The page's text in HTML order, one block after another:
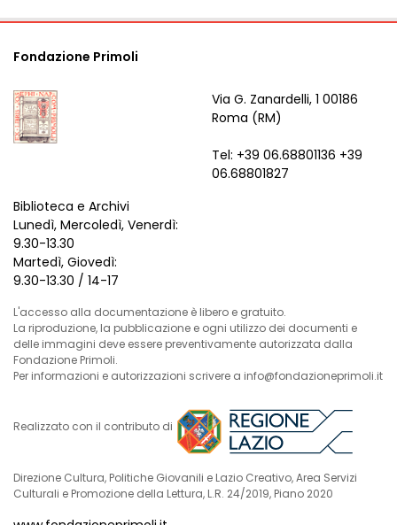
Fondazione Primoli
Via G. Zanardelli, 1 00186
Roma (RM)
Tel: +39 06.68801136 +39
06.68801827
Biblioteca e Archivi
Lunedì, Mercoledì, Venerdì:
9.30-13.30
Martedì, Giovedì:
9.30-13.30 / 14-17
L'accesso alla documentazione è libero e gratuito.
La riproduzione, la pubblicazione e ogni utilizzo dei documenti e
delle immagini deve essere preventivamente autorizzata dalla
Fondazione Primoli.
Per informazioni e autorizzazioni scrivere a info@fondazioneprimoli.it
Realizzato con il contributo di
Direzione Cultura, Politiche Giovanili e Lazio Creativo, Area Servizi
Culturali e Promozione della Lettura, L.R. 24/2019, Piano 2020